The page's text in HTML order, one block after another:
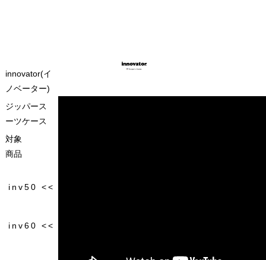
innovator(イ
ノベーター)
ジッパース
ーツケース
対象
商品